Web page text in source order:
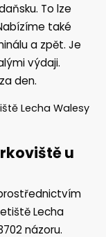
To lze
také
a zpět. Je
výdaji.
den.
Lecha Walesy
u
Lecha
názoru.